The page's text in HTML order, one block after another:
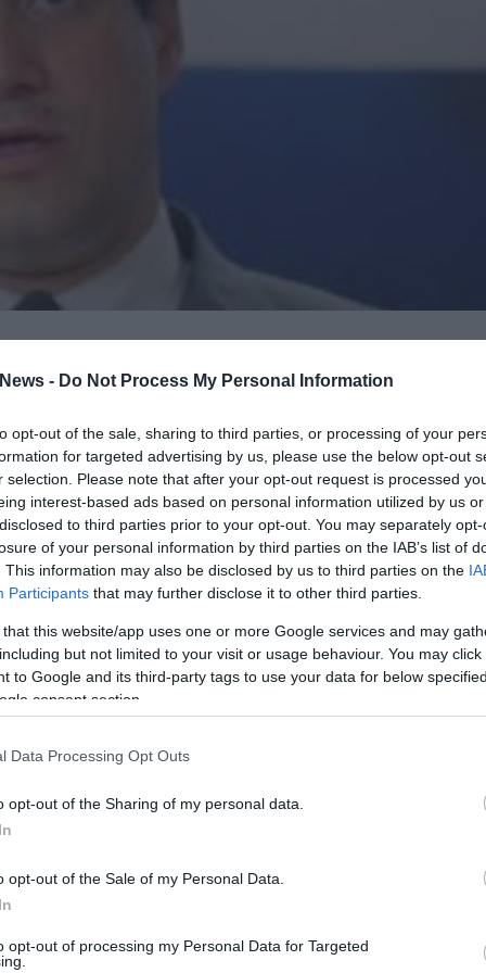
- Do Not Process My Personal Information
opt-out of the sale, sharing to third parties, or processing of your
for targeted advertising by us, please use the below opt-out
selection. Please note that after your opt-out request is processed
interest-based ads based on personal information utilized by us
to third parties prior to your opt-out. You may separately
of your personal information by third parties on the IAB’s list of
This information may also be disclosed by us to third parties on the
Participants that may further disclose it to other third parties.
that this website/app uses one or more Google services and may
but not limited to your visit or usage behaviour. You may
to Google and its third-party tags to use your data for below
consent section.
Data Processing Opt Outs
opt-out of the Sharing of my personal data.
opt-out of the Sale of my Personal Data.
opt-out of processing my Personal Data for Targeted
αντάλλαξε ο υπουργός Υγείας
όταν ο πρώτος παρατήρησε τον
του να βγει σε ραδιοφωνική εκπομπή
ότι δεν θα έπρεπε να ανταποκριθεί
αυτό λόγω του ρόλου του στην υπόθεση της
ότι «ο κ. Βαξεβάνης αλλοίωσε την
Βενιζελο. Ενας Απόστολος Κακλαμάνης δεν
«επιμένει ο υπουργός να μου απευθύνει
συνέντευξη στον Βαξεβάνη! Είναι από τα
θίγουν εξ αντικειμένου. Για φανταστείτε τι θα
πρέπει να βγαίνετε και σε ποια όχι».
Ολομέλειας Γιάννης Δραγασάκης ο οποίος
λέγοντας «κ .Γεωργιάδη εκπροσωπείται την
νομοθετική. Ήρθατε για να ελεγχθείτε… να
κρίσεις για έλληνες πολίτες.
είναι δύσκολη…». Ο κ. Γεωργιάδης του
αντιπολίτευσης ανέβαιναν στο Βήμα της